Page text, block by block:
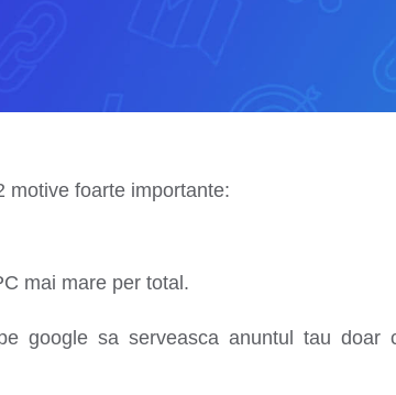
motive foarte importante:
mai mare per total.
google sa serveasca anuntul tau doar